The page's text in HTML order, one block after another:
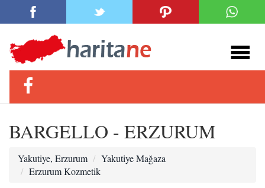
BARGELLO - ERZURUM
Yakutiye, Erzurum
Yakutiye Mağaza
Erzurum Kozmetik